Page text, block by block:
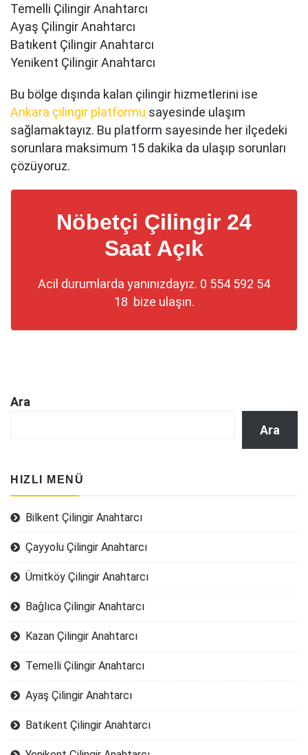
Temelli Çilingir Anahtarcı
Ayaş Çilingir Anahtarcı
Batıkent Çilingir Anahtarcı
Yenikent Çilingir Anahtarcı
Bu bölge dışında kalan çilingir hizmetlerini ise
Ankara çilingir platformu sayesinde ulaşım
sağlamaktayız. Bu platform sayesinde her ilçedeki
sorunlara maksimum 15 dakika da ulaşıp sorunları
çözüyoruz.
Nöbetçi Çilingir 24
Saat Açık
Acil durumlarda yanınızdayız. 0 554 592 54
18 bize ulaşın.
Ara
Ara
HIZLI MENÜ
Bilkent Çilingir Anahtarcı
Çayyolu Çilingir Anahtarcı
Ümitköy Çilingir Anahtarcı
Bağlıca Çilingir Anahtarcı
Kazan Çilingir Anahtarcı
Temelli Çilingir Anahtarcı
Ayaş Çilingir Anahtarcı
Batıkent Çilingir Anahtarcı